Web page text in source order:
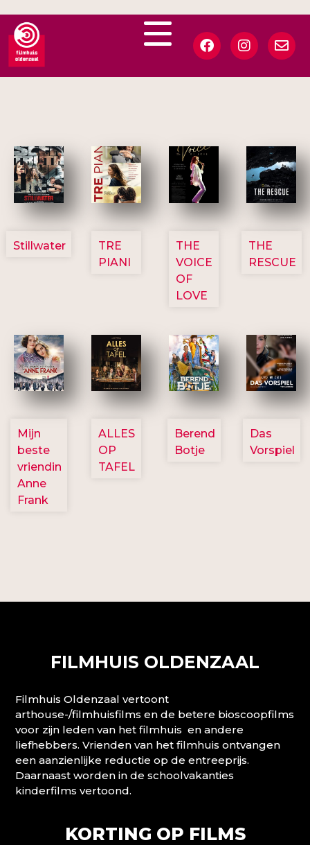
3123
Stillwater
3129
TRE
PIANI
3135
THE
VOICE
OF
LOVE
3148
THE
RESCUE
2757
Mijn
beste
vriendin
Anne
Frank
3154
ALLES
OP
TAFEL
2799
Berend
Botje
2777
Das
Vorspiel
FILMHUIS OLDENZAAL
Filmhuis Oldenzaal vertoont
arthouse-/filmhuisfilms en de betere bioscoopfilms
voor zijn leden van het filmhuis en andere
liefhebbers. Vrienden van het filmhuis ontvangen
een aanzienlijke reductie op de entreeprijs.
Daarnaast worden in de schoolvakanties
kinderfilms vertoond.
KORTING OP FILMS